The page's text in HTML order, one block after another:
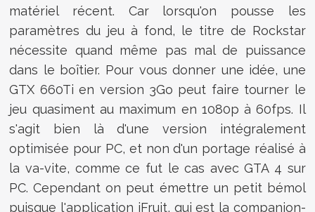
matériel récent. Car lorsqu'on pousse les
paramètres du jeu à fond, le titre de Rockstar
nécessite quand même pas mal de puissance
dans le boîtier. Pour vous donner une idée, une
GTX 660Ti en version 3Go peut faire tourner le
jeu quasiment au maximum en 1080p à 60fps. Il
s'agit bien là d'une version intégralement
optimisée pour PC, et non d'un portage réalisé à
la va-vite, comme ce fut le cas avec GTA 4 sur
PC. Cependant on peut émettre un petit bémol
puisque l'application iFruit, qui est la companion-